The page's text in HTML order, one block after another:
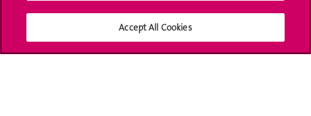
Médias sociaux UNIGE
Accept All Cookies